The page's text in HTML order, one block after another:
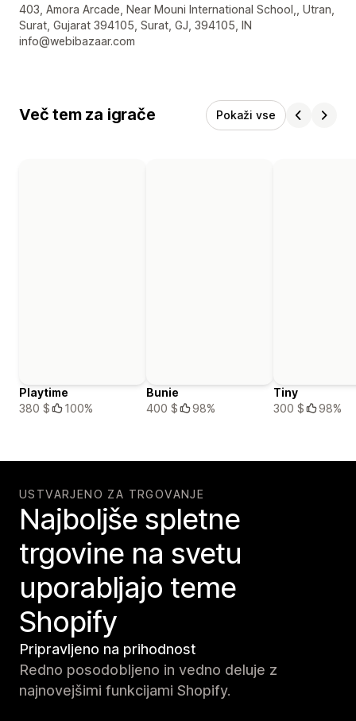
Podatki za stik z oblikovalcem
403, Amora Arcade, Near Mouni International School,, Utran,
Surat, Gujarat 394105, Surat, GJ, 394105, IN
info@webibazaar.com
Več tem za igrače Pokaži vse
Playtime
380 $
100%
Bunie
400 $
98%
Tiny
300 $
98%
USTVARJENO ZA TRGOVANJE
Najboljše spletne
trgovine na svetu
uporabljajo teme
Shopify
Pripravljeno na prihodnost
Redno posodobljeno in vedno deluje z
najnovejšimi funkcijami Shopify.